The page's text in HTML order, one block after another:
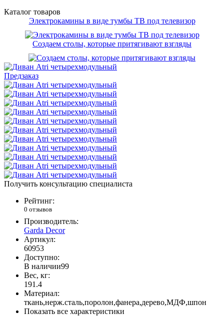
Каталог товаров
Электрокамины в виде тумбы ТВ под телевизор
Создаем столы, которые притягивают взгляды
Предзаказ
Получить консультацию специалиста
Рейтинг:
0 отзывов
Производитель:
Garda Decor
Артикул:
60953
Доступно:
В наличии99
Вес, кг:
191.4
Материал:
ткань,нерж.сталь,поролон,фанера,дерево,МДФ,шпон
Показать все характеристики